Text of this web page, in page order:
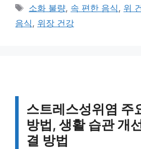
테
리
태
그
소화 불량, 속 편한 음식, 위
음식, 위장 건강
스트레스성위염 주
방법, 생활 습관 개
결 방법